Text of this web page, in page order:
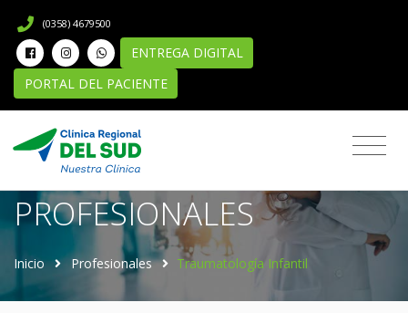
(0358) 4679500
ENTREGA DIGITAL
PORTAL DEL PACIENTE
Directorio de
PROFESIONALES
Inicio Profesionales Traumatología Infantil